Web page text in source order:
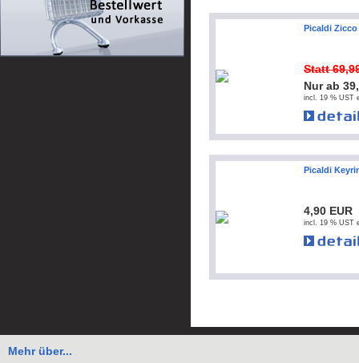
Picaldi Zicco
Statt
Nur ab
incl. 19 % UST
Picaldi
4,90 EUR
incl. 19 % UST
Mehr über...